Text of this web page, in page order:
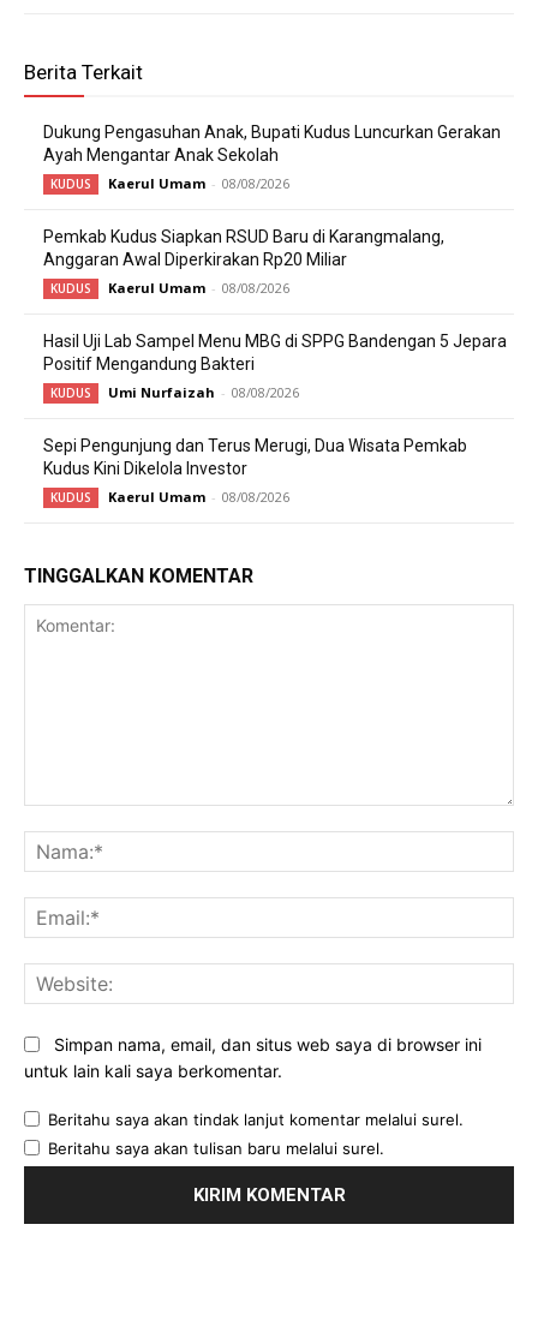
Berita Terkait
Dukung Pengasuhan Anak, Bupati Kudus Luncurkan Gerakan
Ayah Mengantar Anak Sekolah
KUDUS Kaerul Umam - 08/08/2026
Pemkab Kudus Siapkan RSUD Baru di Karangmalang,
Anggaran Awal Diperkirakan Rp20 Miliar
KUDUS Kaerul Umam - 08/08/2026
Hasil Uji Lab Sampel Menu MBG di SPPG Bandengan 5 Jepara
Positif Mengandung Bakteri
KUDUS Umi Nurfaizah - 08/08/2026
Sepi Pengunjung dan Terus Merugi, Dua Wisata Pemkab
Kudus Kini Dikelola Investor
KUDUS Kaerul Umam - 08/08/2026
TINGGALKAN KOMENTAR
Simpan nama, email, dan situs web saya di browser ini
untuk lain kali saya berkomentar.
Beritahu saya akan tindak lanjut komentar melalui surel.
Beritahu saya akan tulisan baru melalui surel.